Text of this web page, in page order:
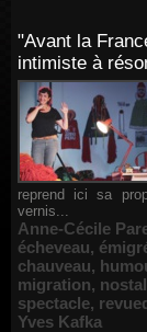
"Avant la
intimiste à
reprend ici sa
vernis...
Anne-Cécile
écheveau,
chauveau,
migration,
spectacle,
Yves Kafka